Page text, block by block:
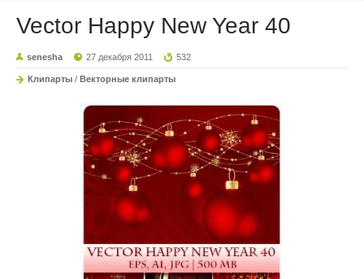
Vector Happy New Year 40
senesha 27 декабря 2011 532
Клипарты / Векторные клипарты